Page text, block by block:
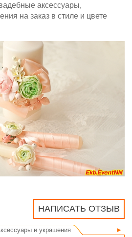
аксессуары,
на заказ в стиле и цвете
НАПИСАТЬ ОТЗЫВ
►
и украшения